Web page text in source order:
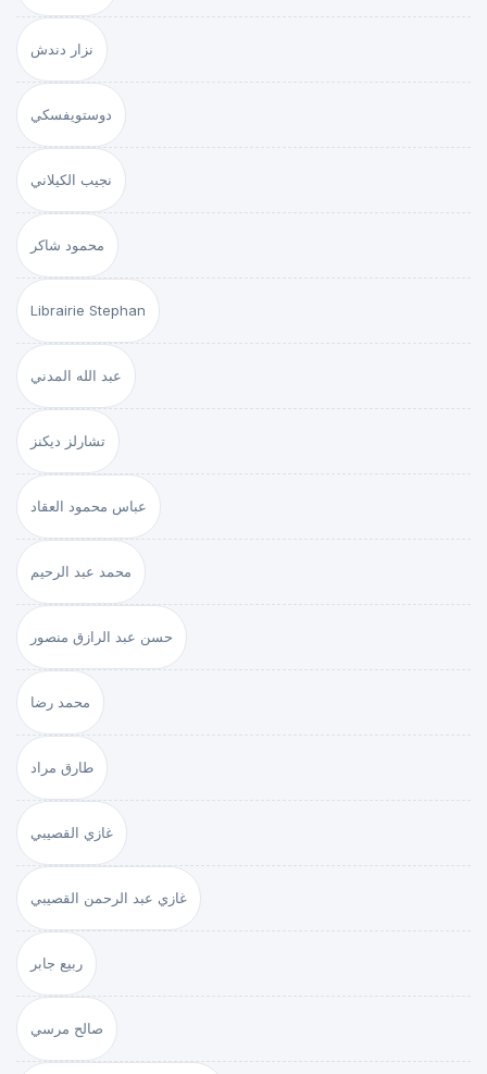
نزار دندش
دوستويفسكي
نجيب الكيلاني
محمود شاكر
Librairie Stephan
عبد الله المدني
تشارلز ديكنز
عباس محمود العقاد
محمد عبد الرحيم
حسن عبد الرازق منصور
محمد رضا
طارق مراد
غازي القصيبي
غازي عبد الرحمن القصيبي
ربيع جابر
صالح مرسي